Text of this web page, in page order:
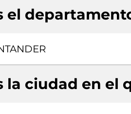
el
la ciudad en el